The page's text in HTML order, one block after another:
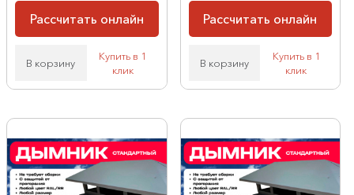
Рассчитать онлайн
В корзину
Купить в 1
клик
Рассчитать онлайн
В корзину
Купить в 1
клик